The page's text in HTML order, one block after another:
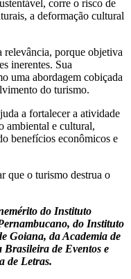
corre o risco de
a deformação cultural
relevância, porque objetiva
inerentes. Sua
uma abordagem cobiçada
do turismo.
a fortalecer a atividade
ambiental e cultural,
benefícios econômicos e
que o turismo destrua o
do Instituto
do Instituto
Goiana, da Academia de
Brasileira de Eventos e
de Letras.